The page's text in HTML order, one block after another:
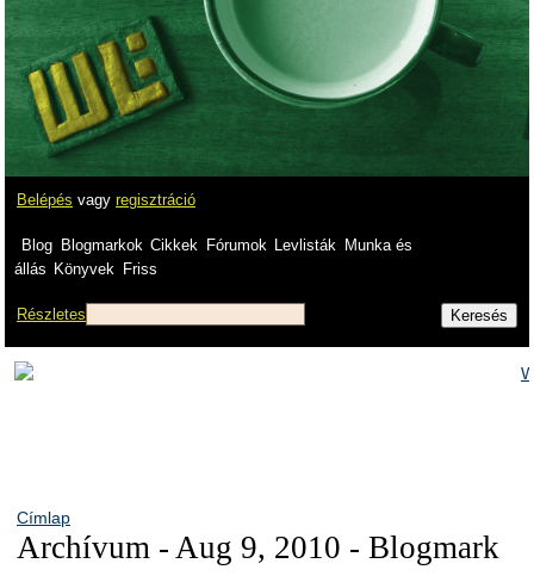
Belépés vagy regisztráció
Blog Blogmarkok Cikkek Fórumok Levlisták
Munka és
állás Könyvek Friss
Részletes
Címlap
Archívum - Aug 9, 2010 - Blogmark